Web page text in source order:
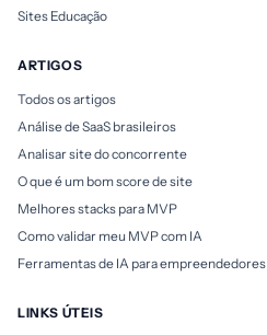
Sites Educação
ARTIGOS
Todos os artigos
Análise de SaaS brasileiros
Analisar site do concorrente
O que é um bom score de site
Melhores stacks para MVP
Como validar meu MVP com IA
Ferramentas de IA para empreendedores
LINKS ÚTEIS